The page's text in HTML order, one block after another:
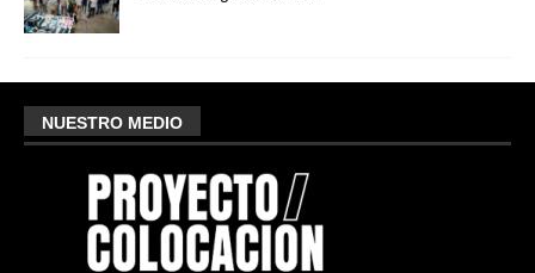
NUESTRO MEDIO